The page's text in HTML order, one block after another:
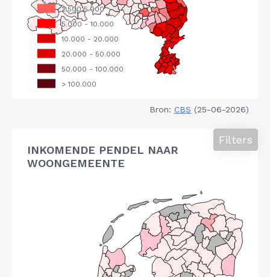
Bron: CBS (25-06-2026)
INKOMENDE PENDEL NAAR
WOONGEMEENTE
Filters